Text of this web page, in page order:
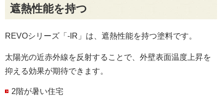
遮熱性能を持つ
REVOシリーズ「-IR」は、遮熱性能を持つ塗料です。
太陽光の近赤外線を反射することで、外壁表面温度上昇を
抑える効果が期待できます。
2階が暑い住宅